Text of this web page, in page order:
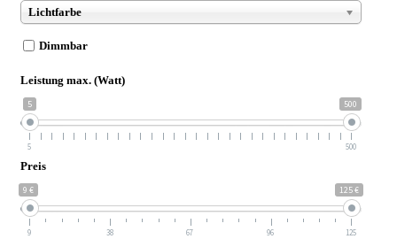
Lichtfarbe
Dimmbar
Leistung max. (Watt)
5 500
5 500
Preis
9 € 125 €
9 38 67 96 125